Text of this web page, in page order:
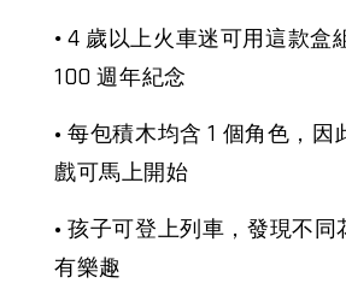
• 4 歲以上火車迷可用這款盒
100 週年紀念
• 每包積木均含 1 個角色，因
戲可馬上開始
• 孩子可登上列車，發現不同
有樂趣